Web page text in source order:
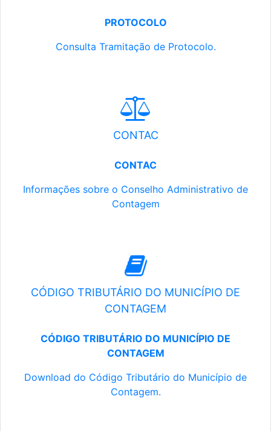
PROTOCOLO
Consulta Tramitação de Protocolo.
CONTAC
CONTAC
Informações sobre o Conselho Administrativo de
Contagem
CÓDIGO TRIBUTÁRIO DO MUNICÍPIO DE
CONTAGEM
CÓDIGO TRIBUTÁRIO DO MUNICÍPIO DE
CONTAGEM
Download do Código Tributário do Município de
Contagem.